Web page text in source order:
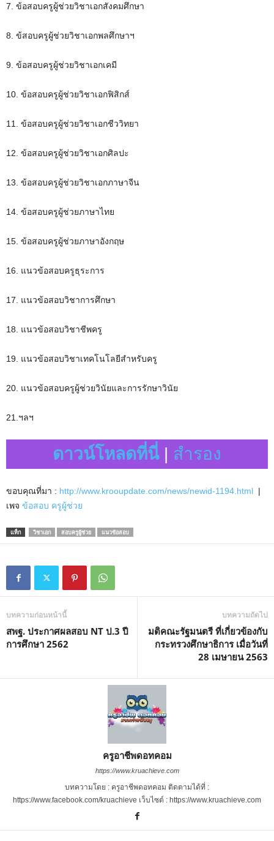
7. ข้อสอบครูผู้ช่วยวิชาเอกสังคมศึกษา
8. ข้สอบครูผู้ช่วยวิชาเอกพลศึกษาฯ
9. ข้อสอบครูผู้ช่วยวิชาเอกเคมี
10. ข้อสอบครูผู้ช่วยวิชาเอกฟิสิกส์
11. ข้อสอบครูผู้ช่วยวิชาเอกชีววิทยา
12. ข้อสอบครูผู้ช่วยวิชาเอกศิลปะ
13. ข้อสอบครูผู้ช่วยวิชาเอกภาษาจีน
14. ข้อสอบครูผู้ช่วยภาษาไทย
15. ข้อสอบครูผู้ช่วยภาษาอังกฤษ
16. แนวข้อสอบครูธุระการ
17. แนวข้อสอบวิชาการศึกษา
18. แนวข้อสอบวิชาชีพครู
19. แนวข้อสอบวิชาเทคโนโลยีสำหรับครู
20. แนวข้อสอบครูผู้ช่วยวินัยและการรักษาวินัย
21.ฯลฯ
ดาวน์โหลดที่นี่| สำรอง
ขอบคุณที่มา : http://www.krooupdate.com/news/newid-1194.html |
เพจ ข้อสอบ ครูผู้ช่วย
แท็ก วิชาเอก สอบครูผู้ช่วย แนวข้อสอบ
บทความก่อนหน้านี้
สพฐ. ประกาศผลสอบ NT ป.3 ปี
การศึกษา 2562
บทความถัดไป
มติคณะรัฐมนตรี ที่เกี่ยวข้องกับ
กระทรวงศึกษาธิการ เมื่อวันที่
28 เมษายน 2563
ครูอาชีพดอทคอม
https://www.kruachieve.com
บทความโดย : ครูอาชีพดอทคอม ติดตามได้ที่ :
https://www.facebook.com/kruachieve เว็บไซต์ : https://www.kruachieve.com